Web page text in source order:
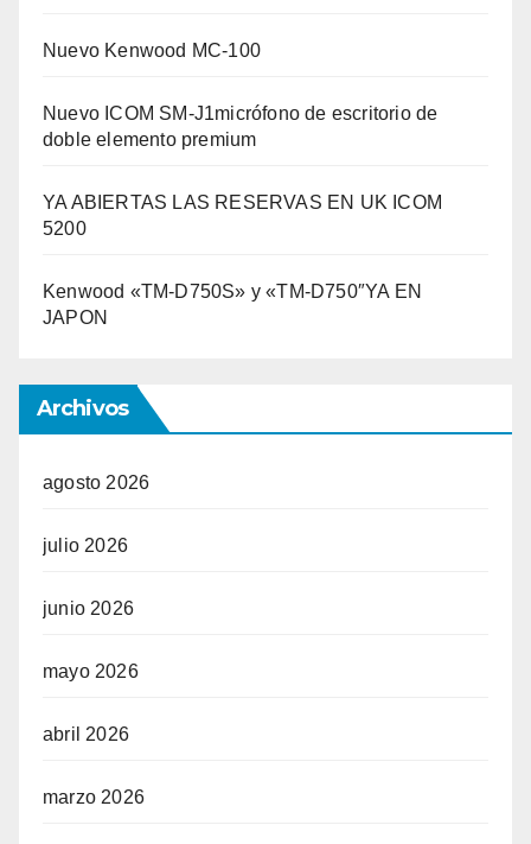
Nuevo Kenwood MC-100
Nuevo ICOM SM-J1micrófono de escritorio de
doble elemento premium
YA ABIERTAS LAS RESERVAS EN UK ICOM
5200
Kenwood «TM-D750S» y «TM-D750″YA EN
JAPON
Archivos
agosto 2026
julio 2026
junio 2026
mayo 2026
abril 2026
marzo 2026